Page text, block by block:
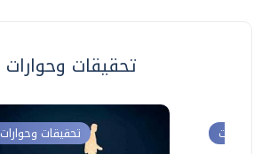
تحقيقات وحوارات
تحقيقات وحوارات وحوارات